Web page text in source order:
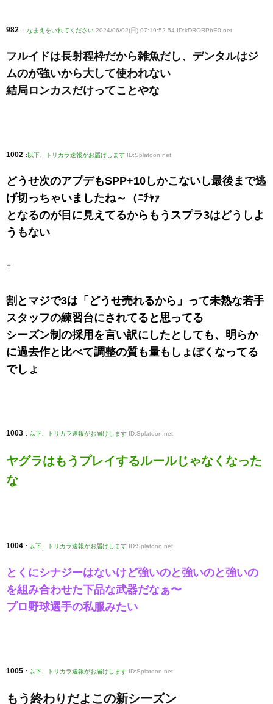
982 : なまえをいれてください 2024/06/02(日) 07:19:52.54 ID:kDRORPbE0 .net
フルイドは長射程枠だから雑魚だし、デンタルはジ
ムのが強いから大して使われない
結局ロンカスだけってことやな
1002 : 以下、トリカラ速報がお届けします ID:Splatoon.net
どうせ次のアプデもSPP+10しかこないし最後まで逃
げ切っちゃいましたね～（ﾆﾁｬｧ
となるのが目に見えてるからもうスプラ3はどうしよ
うもない
↑
割とマジで3は「どうせ売れるから」って未熟な若手
スタッフの練習台にされてると思ってる
シーズン制の採用を言い訳にしたとしても、明らか
に過去作と比べて調整の質も量もしょぼくなってる
でしょ
1003 : 以下、トリカラ速報がお届けします ID:Splatoon.net
ヤグラはもうプレイするルールじゃなくなった
な
1004 : 以下、トリカラ速報がお届けします ID:Splatoon.net
とくにシナジーはないけど強いのと強いのと強いの
を組み合わせた下品な武器だなぁ〜
プロ野球選手の私服みたい
1005 : 以下、トリカラ速報がお届けします ID:Splatoon.net
もう終わりだよこの新シーズン